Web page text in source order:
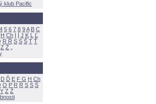
klub Pacific
4 5 6 7 8 9A B C
H Ch I Í J K L
Ľ
R Ř S Ś T Ť
Z
D Ď E F G H Ch
O P R Ř S Ś
Y Z